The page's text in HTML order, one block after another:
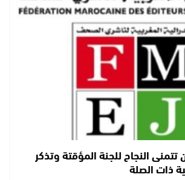
تتمنى النجاح للجنة المؤقتة وتذكر
ذات الصلة